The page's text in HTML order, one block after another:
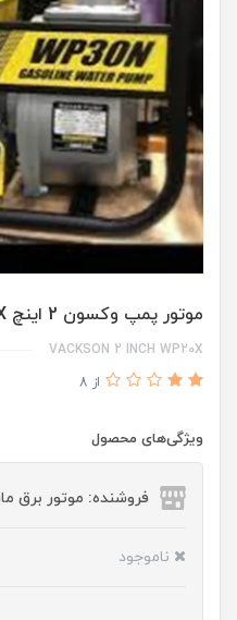
موتور پمپ وکسون 2 اینچ WP20X
VACKSON 2 INCH WP20X
از 8
ویژگی‌های محصول
فروشنده: موتور برق
ناموجود